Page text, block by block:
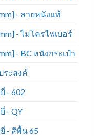
- ลายหนังแท้
- ไมโครไฟเบอร์
- BC หนังกระเป๋า
ระสงค์
- 602
- QY
- สีพื้น 65